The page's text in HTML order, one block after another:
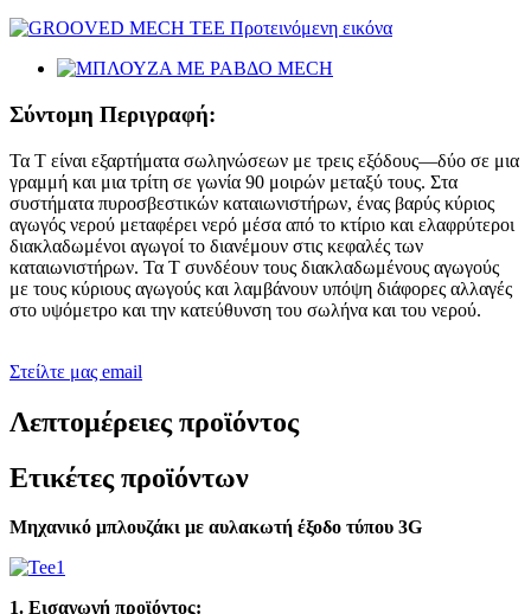
Σύντομη Περιγραφή:
Τα Τ είναι εξαρτήματα σωληνώσεων με τρεις εξόδους—δύο σε μια
γραμμή και μια τρίτη σε γωνία 90 μοιρών μεταξύ τους. Στα
συστήματα πυροσβεστικών καταιωνιστήρων, ένας βαρύς κύριος
αγωγός νερού μεταφέρει νερό μέσα από το κτίριο και ελαφρύτεροι
διακλαδωμένοι αγωγοί το διανέμουν στις κεφαλές των
καταιωνιστήρων. Τα Τ συνδέουν τους διακλαδωμένους αγωγούς
με τους κύριους αγωγούς και λαμβάνουν υπόψη διάφορες αλλαγές
στο υψόμετρο και την κατεύθυνση του σωλήνα και του νερού.
Στείλτε μας email
Λεπτομέρειες προϊόντος
Ετικέτες προϊόντων
Μηχανικό μπλουζάκι με αυλακωτή έξοδο τύπου 3G
1. Εισαγωγή προϊόντος: